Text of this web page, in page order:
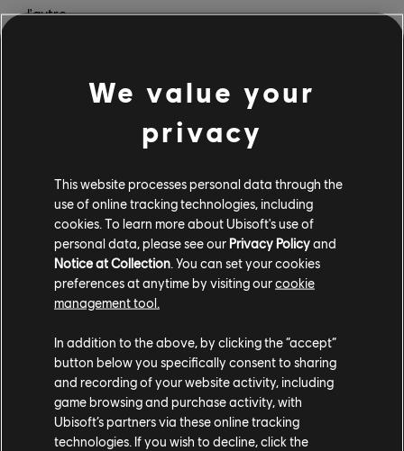
l'autre.
placées sur la route peuvent vous faire accélérer,
ralentir, couper temporairement votre moteur, ou
même donner à votre voiture des propulseurs qui lui
également un élément important à prendre en compte :
si vous arrivez dans une pente trop rapidement, vous
risquez de sortir de la piste en faisant des roulades, et
l'un des premiers grands défis que vous aurez à relever
consistera à trouver le bon élan et le bon angle pour
lancer votre voiture entre deux énormes rampes
vous dérapez ou même si vous prenez un mauvais
virage, vous pouvez instantanément réinitialiser la
piste et le chronomètre en appuyant sur un bouton.
We value your
privacy
This website processes personal data through the
use of online tracking technologies, including
cookies. To learn more about Ubisoft's use of
personal data, please see our Privacy Policyand
Notice at Collection . You can set your cookies
preferences at anytime by visiting ourcookie
management tool.
In addition to the above, by clicking the “accept”
button below you specifically consent to sharing
and recording of your website activity, including
game browsing and purchase activity, with
Ubisoft’s partners via these online tracking
technologies. If you wish to decline, click the